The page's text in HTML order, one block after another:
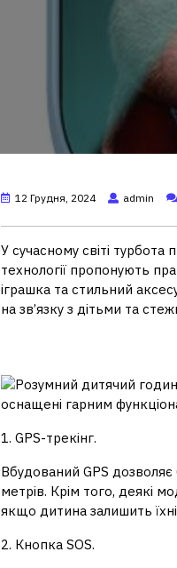
12 Грудня, 2024 admin
У сучасному світі
технології пропонують
іграшка та стильний
на зв’язку з дітьми та
оснащені гарним
1. GPS-трекінг.
Вбудований GPS
метрів. Крім того, деякі
якщо дитина залишить
2. Кнопка SOS.